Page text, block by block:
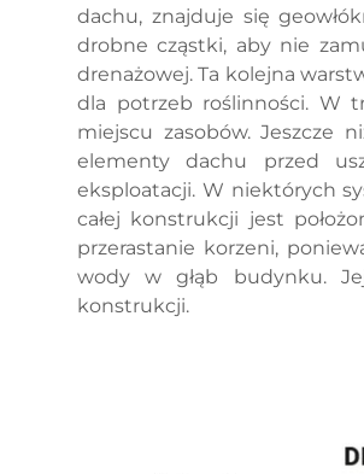
dachu, znajduje się
drobne cząstki, aby nie
drenażowej. Ta kolejna
dla potrzeb roślinności. W
miejscu zasobów. Jeszcze
elementy dachu przed
eksploatacji. W niektórych
całej konstrukcji jest
przerastanie korzeni,
wody w głąb budynku.
konstrukcji.